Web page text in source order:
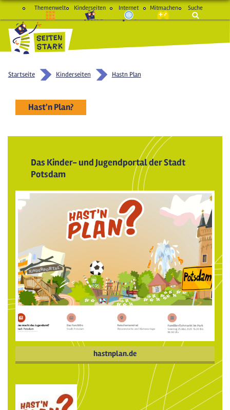
Themenwelt Kinderseiten Internet Mitmachen Suche
macht Spaß und schlau
Startseite Kinderseiten Hastn Plan
Hast'n Plan?
Das Kinder- und Jugendportal der Stadt
Potsdam
hastnplan.de